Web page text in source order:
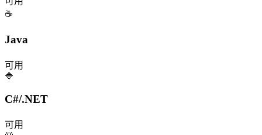
☕
Java
可用
🔷
C#/.NET
可用